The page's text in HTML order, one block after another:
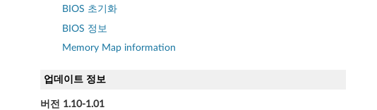
BIOS 초기화
BIOS 정보
Memory Map information
업데이트 정보
버전 1.10-1.01